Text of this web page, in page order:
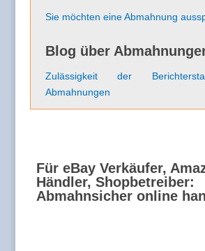
Sie möchten eine Abmahnung
Blog über
Zulässigkeit der
Abmahnungen
Für eBay Verkäufer,
Händler, Shopbetreiber:
Abmahnsicher online